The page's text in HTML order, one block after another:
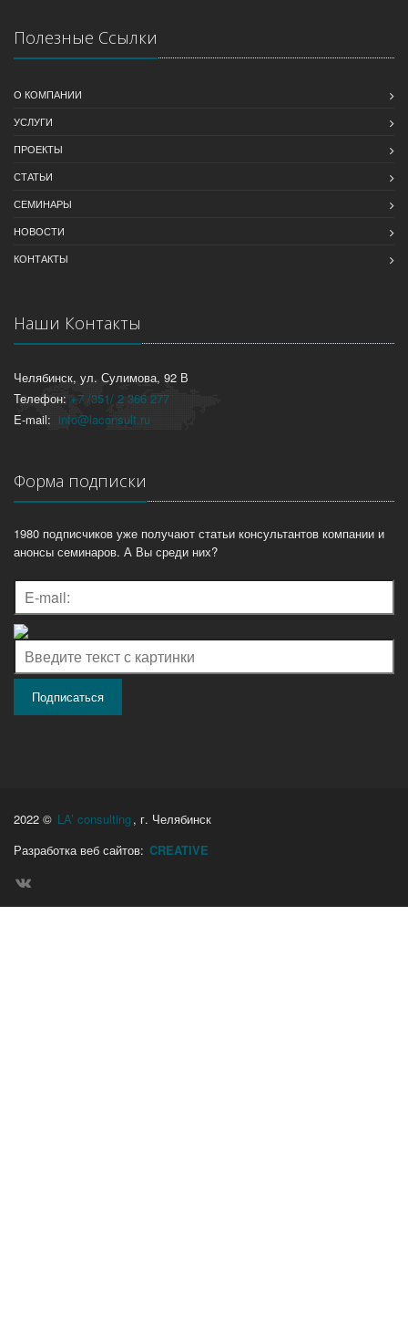
Полезные Ссылки
О КОМПАНИИ
УСЛУГИ
ПРОЕКТЫ
СТАТЬИ
СЕМИНАРЫ
НОВОСТИ
КОНТАКТЫ
Наши Контакты
Челябинск, ул. Сулимова, 92 В
Телефон: +7 /351/ 2 366 277
E-mail: info@laconsult.ru
Форма подписки
1980 подписчиков уже получают статьи консультантов компании и
анонсы семинаров. А Вы среди них?
2022 © LA’ consulting, г. Челябинск
Разработка веб сайтов: CREATIVE